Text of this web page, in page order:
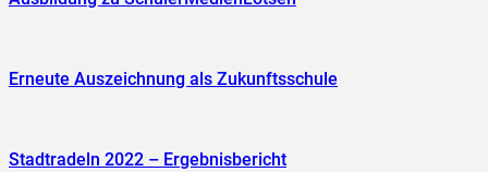
Erneute Auszeichnung als Zukunftsschule
Stadtradeln 2022 – Ergebnisbericht